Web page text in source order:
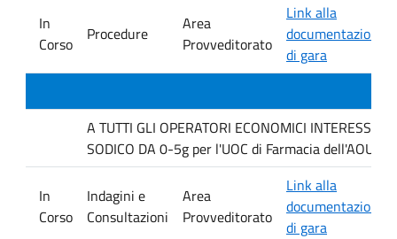
In
Corso
Procedure
Area
Provveditorato
Link alla
documentazione
di gara
A TUTTI GLI OPERATORI ECONOMICI
SODICO DA 0-5g per l'UOC di Farmacia dell'AOUP
In
Corso
Indagini e
Consultazioni
Area
Provveditorato
Link alla
documentazione
di gara